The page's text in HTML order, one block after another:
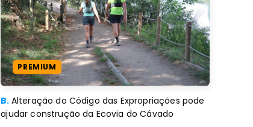
PREMIUM
B. Alteração do Código das Expropriações pode
ajudar construção da Ecovia do Cávado